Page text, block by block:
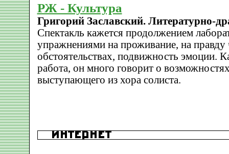
РЖ - Культура
Григорий Заславский. Литературно-
Cпектакль кажется продолжением
упражнениями на проживание, на правду
обстоятельствах, подвижность эмоции.
работа, он много говорит о
выступающего из хора солиста.